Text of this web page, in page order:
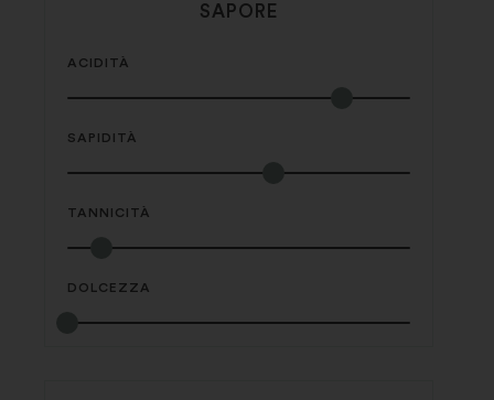
SAPORE
ACIDITÀ
SAPIDITÀ
TANNICITÀ
DOLCEZZA